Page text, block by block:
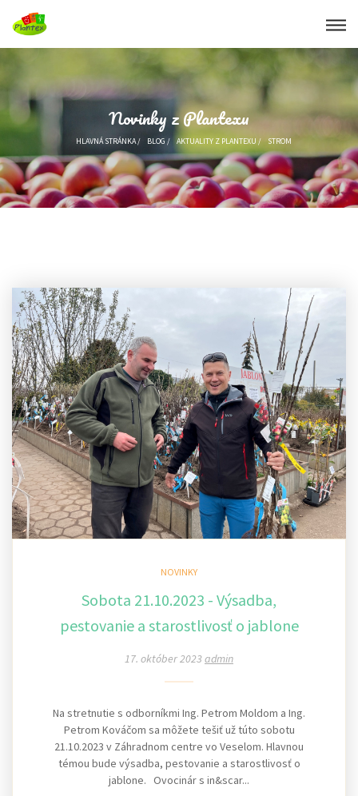
Novinky z Plantexu
HLAVNÁ STRÁNKA/ BLOG / AKTUALITY Z PLANTEXU / STROM
NOVINKY
Sobota 21.10.2023 - Výsadba,
pestovanie a starostlivosť o jablone
17. október 2023admin
Na stretnutie s odborníkmi Ing. Petrom Moldom a Ing.
Petrom Kováčom sa môžete tešiť už túto sobotu
21.10.2023 v Záhradnom centre vo Veselom. Hlavnou
témou bude výsadba, pestovanie a starostlivosť o
jablone. Ovocinár s in&scar...